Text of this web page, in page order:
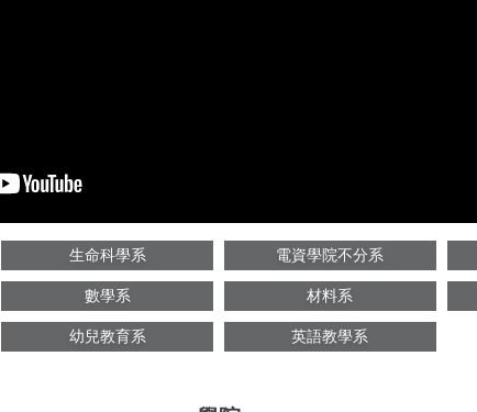
生命科學系 電資學院不分系
數學系 材料系
幼兒教育系 英語教學系